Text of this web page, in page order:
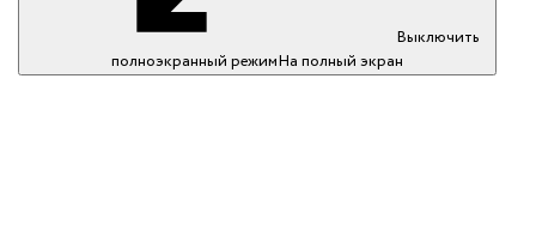
Выключить
полноэкранный режимНа полный экран